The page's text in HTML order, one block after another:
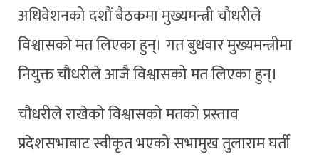
अधिवेशनको दशौं बैठकमा मुख्यमन्त्री चौधरीले
विश्वासको मत लिएका हुन्। गत बुधवार मुख्यमन्त्रीमा
नियुक्त चौधरीले आजै विश्वासको मत लिएका हुन्।
चौधरीले राखेको विश्वासको मतको प्रस्ताव
प्रदेशसभाबाट स्वीकृत भएको सभामुख तुलाराम घर्ती